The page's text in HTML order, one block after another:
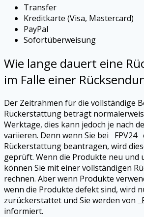
Transfer
Kreditkarte (Visa, Mastercard)
PayPal
Sofortüberweisung
Wie lange dauert eine
im Falle einer
Der Zeitrahmen für die vollständige
Rückerstattung beträgt
Werktage, dies kann jedoch je nach
variieren. Denn wenn Sie bei
FPV24
Rückerstattung beantragen, wird
geprüft. Wenn die Produkte neu und
können Sie mit einer vollständigen
rechnen. Aber wenn Produkte
wenn die Produkte defekt sind, wird
zurückerstattet und Sie werden von
informiert.